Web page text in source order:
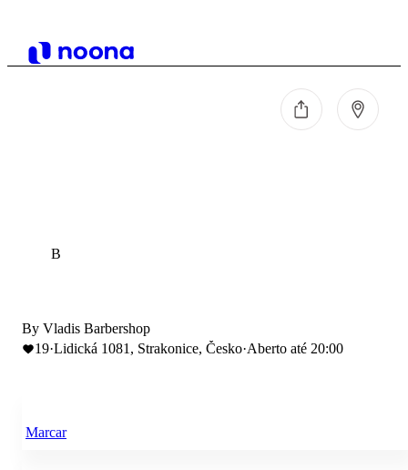
B
By Vladis Barbershop
19·Lidická 1081, Strakonice, Česko·Aberto até 20:00
Marcar